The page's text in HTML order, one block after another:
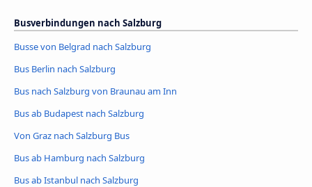
Busverbindungen nach Salzburg
Busse von Belgrad nach Salzburg
Bus Berlin nach Salzburg
Bus nach Salzburg von Braunau am Inn
Bus ab Budapest nach Salzburg
Von Graz nach Salzburg Bus
Bus ab Hamburg nach Salzburg
Bus ab Istanbul nach Salzburg